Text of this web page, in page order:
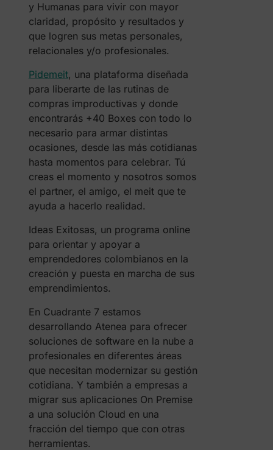
y Humanas para vivir con mayor
claridad, propósito y resultados y
que logren sus metas personales,
relacionales y/o profesionales.
Pidemeit, una plataforma diseñada
para liberarte de las rutinas de
compras improductivas y donde
encontrarás +40 Boxes con todo lo
necesario para armar distintas
ocasiones, desde las más cotidianas
hasta momentos para celebrar. Tú
creas el momento y nosotros somos
el partner, el amigo, el meit que te
ayuda a hacerlo realidad.
Ideas Exitosas, un programa online
para orientar y apoyar a
emprendedores colombianos en la
creación y puesta en marcha de sus
emprendimientos.
En Cuadrante 7 estamos
desarrollando Atenea para ofrecer
soluciones de software en la nube a
profesionales en diferentes áreas
que necesitan modernizar su gestión
cotidiana. Y también a empresas a
migrar sus aplicaciones On Premise
a una solución Cloud en una
fracción del tiempo que con otras
herramientas.